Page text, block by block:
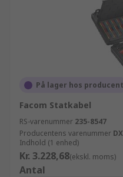
På lager hos producent
Facom Statkabel
RS-varenummer 235-8547
Producentens varenummer
Indhold (1 enhed)
Kr. 3.228,68(ekskl. moms)
Antal